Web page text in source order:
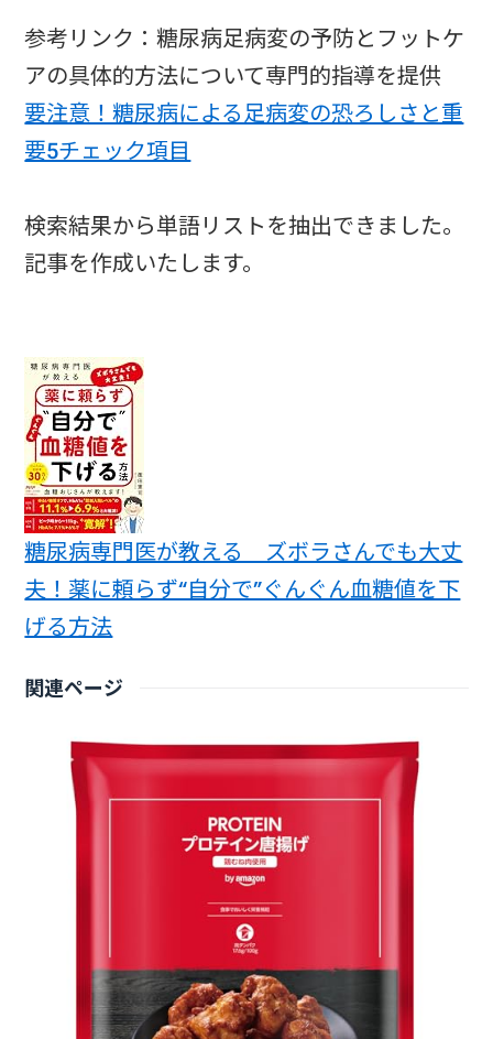
参考リンク：糖尿病足病変の予防とフットケ
アの具体的方法について専門的指導を提供
要注意！糖尿病による足病変の恐ろしさと重
要5チェック項目
検索結果から単語リストを抽出できました。
記事を作成いたします。
糖尿病専門医が教える ズボラさんでも大丈
夫！薬に頼らず“自分で”ぐんぐん血糖値を下
げる方法
関連ページ